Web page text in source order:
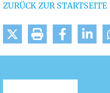
ZURÜCK ZUR STARTSEITE